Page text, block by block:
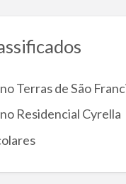
Terras de São
Residencial Cyrella